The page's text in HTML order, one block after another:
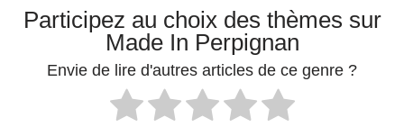
Participez au choix des thèmes sur
Made In Perpignan
Envie de lire d'autres articles de ce genre ?